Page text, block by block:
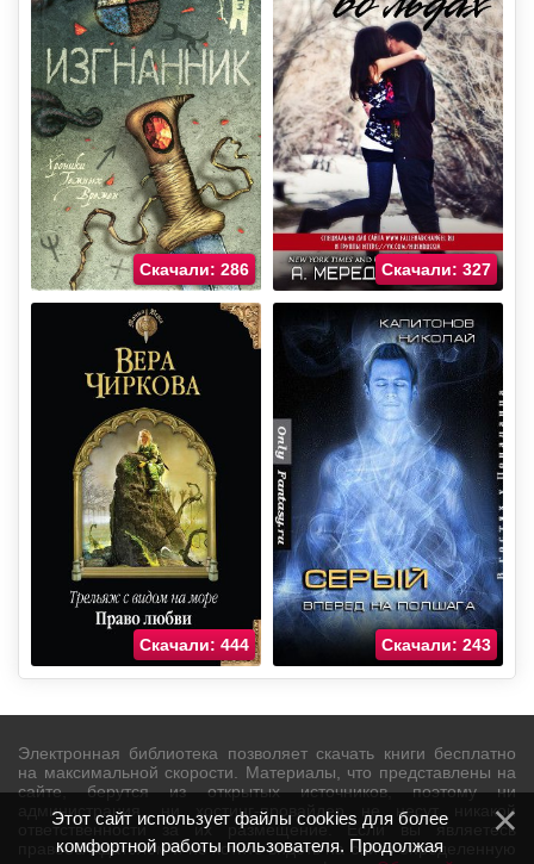
Скачали: 286 Скачали: 327
Скачали: 444 Скачали: 243
Электронная библиотека позволяет скачать книги бесплатно
на максимальной скорости. Материалы, что представлены на
сайте, берутся из открытых источников, поэтому ни
администрация, ни хостинг-провайдер не несут никакой
ответственности за их размещение. Если вы являетесь
правообладателем и не хотите видеть на сайте определенную
Этот сайт использует файлы cookies для более
комфортной работы пользователя. Продолжая